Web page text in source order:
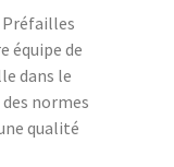
équipe de
dans le
normes
qualité